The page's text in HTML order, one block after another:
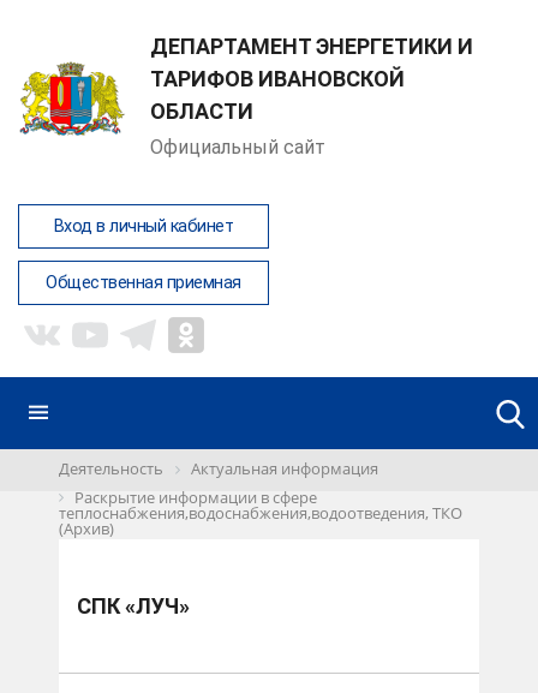
ДЕПАРТАМЕНТ ЭНЕРГЕТИКИ И
ТАРИФОВ ИВАНОВСКОЙ
ОБЛАСТИ
Официальный сайт
Вход в личный кабинет
Общественная приемная
Деятельность
Актуальная информация
Раскрытие информации в сфере
теплоснабжения,водоснабжения,водоотведения, ТКО
(Архив)
СПК «ЛУЧ»